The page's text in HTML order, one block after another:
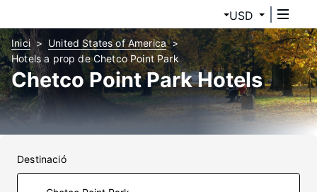
USD
Inici
United States of America
Hotels a prop de Chetco Point Park
Chetco Point Park Hotels
Destinació